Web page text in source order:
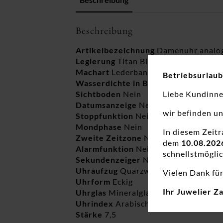
Beschreibung
Artikelbezeichnung Damenuhr
Legierung Titan Bicolor
Machart Lederband
Wasserdichte in Bar
Sichtboden Nein
Datumsanzeige Nein
Stoppfunktion Nein
Mondphase Nein
Zweite Zeitzone Nein
Alarmfunktion Nein
Sekundenzeiger Nein
Uhraufzug Quarzwerk
Uhrform Eckig
Uhrglas Mineralglas
Uhrindex Arabisch+Symbole
Stärke 7,5
Betriebsurlaub
Liebe
wir befinden
In diesem
dem
Vielen Dank
Ihr Juwelier